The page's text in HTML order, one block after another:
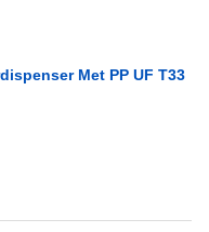
Met PP UF T33